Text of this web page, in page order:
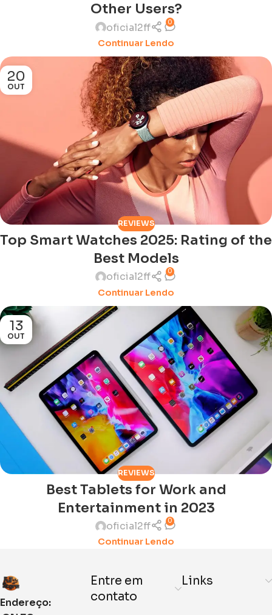
Other Users?
oficial2ff 0
Continuar Lendo
20
OUT
REVIEWS
Top Smart Watches 2025: Rating of the
Best Models
oficial2ff 0
Continuar Lendo
13
OUT
REVIEWS
Best Tablets for Work and
Entertainment in 2023
oficial2ff 0
Continuar Lendo
Endereço:
Entre em
contato
Links